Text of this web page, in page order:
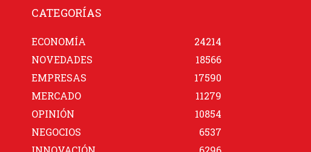
CATEGORÍAS
ECONOMÍA
24214
NOVEDADES
18566
EMPRESAS
17590
MERCADO
11279
OPINIÓN
10854
NEGOCIOS
6537